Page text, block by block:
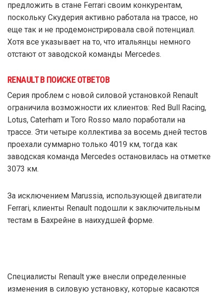
предложить в стане Ferrari своим конкурентам,
поскольку Скудерия активно работала на трассе, но
еще так и не продемонстрировала свой потенциал.
Хотя все указывает на то, что итальянцы немного
отстают от заводской команды Mercedes.
RENAULT В ПОИСКЕ ОТВЕТОВ
Серия проблем с новой силовой установкой Renault
ограничила возможности их клиентов: Red Bull Racing,
Lotus, Caterham и Toro Rosso мало поработали на
трассе. Эти четыре коллектива за восемь дней тестов
проехали суммарно только 4019 км, тогда как
заводская команда Mercedes остановилась на отметке
3073 км.
За исключением Marussia, использующей двигатели
Ferrari, клиенты Renault подошли к заключительным
тестам в Бахрейне в наихудшей форме.
Специалисты Renault уже внесли определенные
изменения в силовую установку, которые касаются